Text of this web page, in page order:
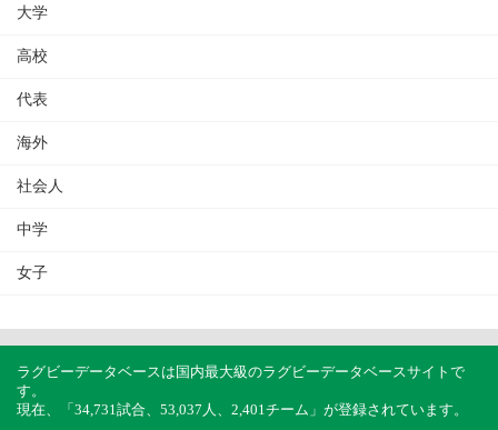
大学
高校
代表
海外
社会人
中学
女子
ラグビーデータベースは国内最大級のラグビーデータベースサイトで
す。
現在、「34,731試合、53,037人、2,401チーム」が登録されています。